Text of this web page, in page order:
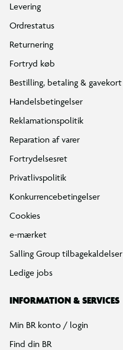
Levering
Ordrestatus
Returnering
Fortryd køb
Bestilling, betaling & gavekort
Handelsbetingelser
Reklamationspolitik
Reparation af varer
Fortrydelsesret
Privatlivspolitik
Konkurrencebetingelser
Cookies
e-mærket
Salling Group tilbagekaldelser
Ledige jobs
INFORMATION & SERVICES
Min BR konto / login
Find din BR